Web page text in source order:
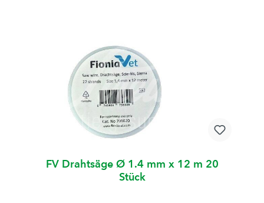
FV Drahtsäge Ø 1.4 mm x 12 m 20
Stück